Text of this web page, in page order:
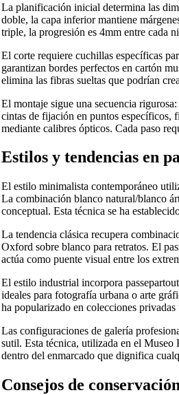
La planificación inicial determina las
doble, la capa inferior mantiene
triple, la progresión es 4mm entre cada
El corte requiere cuchillas específicas
garantizan bordes perfectos en cartón
elimina las fibras sueltas que podrían
El montaje sigue una secuencia
cintas de fijación en puntos específicos,
mediante calibres ópticos. Cada paso
Estilos y tendencias en
El estilo minimalista contemporáneo
La combinación blanco natural/blanco
conceptual. Esta técnica se ha
La tendencia clásica recupera
Oxford sobre blanco para retratos. El
actúa como puente visual entre los
El estilo industrial incorpora
ideales para fotografía urbana o arte
ha popularizado en colecciones privadas
Las configuraciones de galería
sutil. Esta técnica, utilizada en el Museo
dentro del enmarcado que dignifica
Consejos de